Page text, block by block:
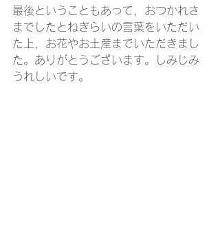
最後ということもあって，おつかれさ
までしたとねぎらいの言葉をいただい
た上，お花やお土産までいただきまし
た。ありがとうございます。しみじみ
うれしいです。